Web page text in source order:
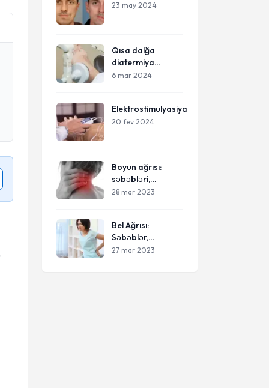
23 may 2024
Qısa dalğa
diatermiya
haqqında
6 mar 2024
Elektrostimulyasiya
20 fev 2024
Boyun ağrısı:
səbəbləri,
müalicəsi və
28 mar 2023
Bel Ağrısı:
Səbəblər,
Tədbirlər və
27 mar 2023